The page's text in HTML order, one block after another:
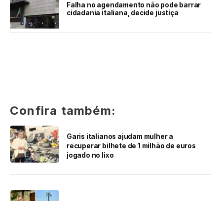
Falha no agendamento não pode barrar
cidadania italiana, decide justiça
Confira também:
Garis italianos ajudam mulher a
recuperar bilhete de 1 milhão de euros
jogado no lixo